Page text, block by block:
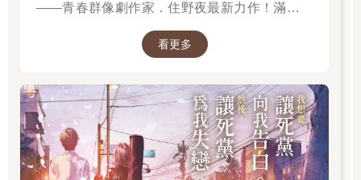
——青春群像劇作家．住野夜最新力作！滿是錯
誤的「告白大作戰」，屬於幼稚大人們的青春
「重啟」小說！我想要，讓死黨向我告白。然
看更多